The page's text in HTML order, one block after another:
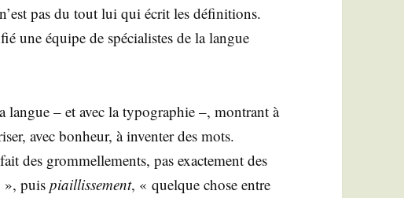
pas du tout lui qui écrit les défi­ni­tions.
une équipe de spé­cia­listes de la langue
langue – et avec la typo­gra­phie –, mon­trant à
avec bon­heur, à inven­ter des mots.
des grom­mel­le­ments, pas exac­te­ment des
», puispiaillis­se­ment, « quelque chose entre